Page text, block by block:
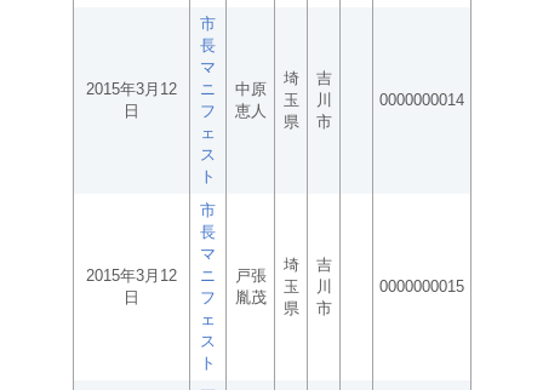
2015年3月12
日
市
長
マ
ニ
フ
ェ
ス
ト
中原
恵人
埼
玉
県
吉
川
市
0000000014
2015年3月12
日
市
長
マ
ニ
フ
ェ
ス
ト
戸張
胤茂
埼
玉
県
吉
川
市
0000000015